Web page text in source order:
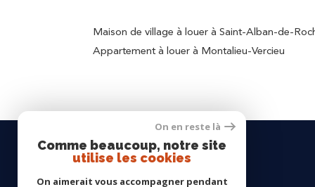
Maison de village à louer à Saint-Alban-de-
Appartement à louer à Montalieu-Vercieu
On en reste là
Comme beaucoup, notre site
utilise les cookies
On aimerait vous accompagner pendant